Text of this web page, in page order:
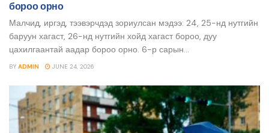
бороо орно
Малчид, иргэд, тээвэрчдэд зориулсан мэдээ: 24, 25-нд нутгийн
баруун хагаст, 26-нд нутгийн хойд хагаст бороо, дуу
цахилгаантай аадар бороо орно. 6-р сарын...
BY ADMIN JUNE 24, 2026